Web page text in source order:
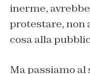
inerme,
protestare, non
cosa alla
Ma passiamo al